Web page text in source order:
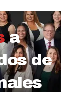
a
de